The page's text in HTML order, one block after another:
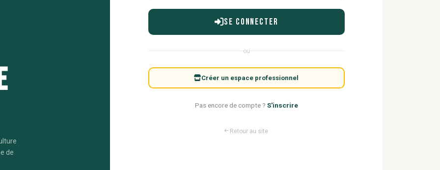
de
Se connecter
ou
Créer un espace professionnel
Pas encore de compte ? S'inscrire
Retour au site